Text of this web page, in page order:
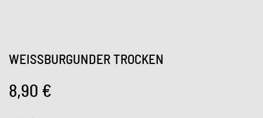
WEISSBURGUNDER TROCKEN
8,90 €